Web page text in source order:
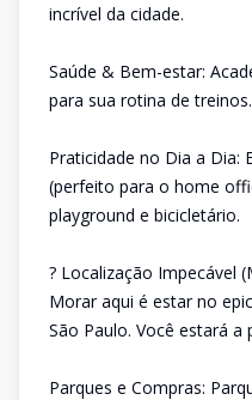
incrível da cidade.
Saúde & Bem-estar:
para sua rotina de treinos.
Praticidade no Dia a Dia:
(perfeito para o home
playground e bicicletário.
? Localização Impecável
Morar aqui é estar no
São Paulo. Você estará a
Parques e Compras: